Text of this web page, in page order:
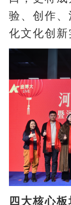
验、创作
化文化创新
四大核心